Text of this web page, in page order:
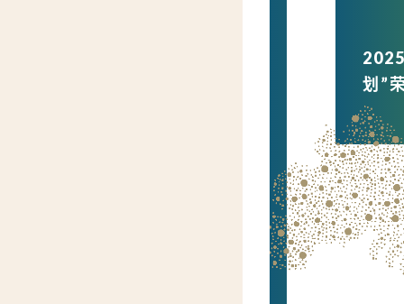
划”